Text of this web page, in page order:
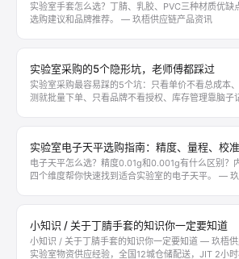
实验室手套怎么选？丁腈、乳胶、PVC三种材质优缺
选购建议和品牌推荐。 — 玖梧供应链产品资讯
实验室采购的5个隐形坑，老师傅都踩过
实验室采购最容易踩的5个坑：只看单价不看总成本
测就批量下单、只看品牌不看授权、库存管理靠脑子
实验室电子天平选购指南：精度、量程、校
电子天平怎么选？精度0.01g和0.001g有什么区别？
四个维度帮你快速找到适合实验室的电子天平。 —
小知识 / 关于丁腈手套的知识你一定要知道
小知识 / 关于丁腈手套的知识你一定要知道 — 玖梧
实验室物资供应经验，全国12城仓储配送，JIT 2小时